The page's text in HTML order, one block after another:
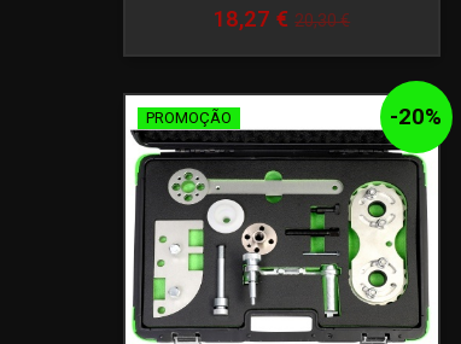
18,27 €20,30 €
-20%
PROMOÇÃO